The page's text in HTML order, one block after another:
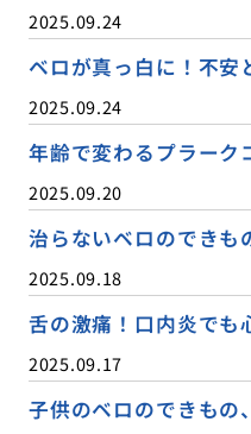
2025.09.24
ベロが真っ白に！不安
2025.09.24
年齢で変わるプラーク
2025.09.20
治らないベロのできも
2025.09.18
舌の激痛！口内炎でも
2025.09.17
子供のベロのできもの